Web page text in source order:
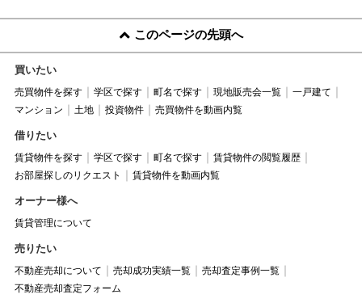
このページの先頭へ
買いたい
売買物件を探す 学区で探す 町名で探す 現地販売会一覧
一戸建て
マンション
土地 投資物件 売買物件を動画内覧
借りたい
賃貸物件を探す 学区で探す 町名で探す
賃貸物件の閲覧履歴
お部屋探しのリクエスト
賃貸物件を動画内覧
オーナー様へ
賃貸管理について
売りたい
不動産売却について 売却成功実績一覧
売却査定事例一覧
不動産売却査定フォーム